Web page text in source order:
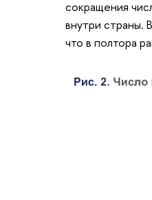
сокращения
внутри страны.
что в полтора